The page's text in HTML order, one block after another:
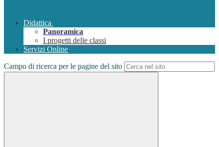
Didattica
Panoramica
I progetti delle classi
Servizi Online
Campo di ricerca per le pagine del sito